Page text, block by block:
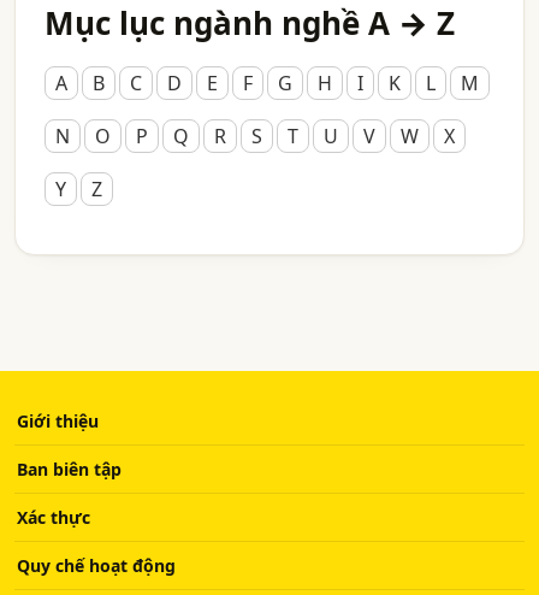
Mục lục ngành nghề A → Z
A B C D E F G H I K L
M
N
O P Q R S T U V W
X
Y
Z
Giới thiệu
Ban biên tập
Xác thực
Quy chế hoạt động